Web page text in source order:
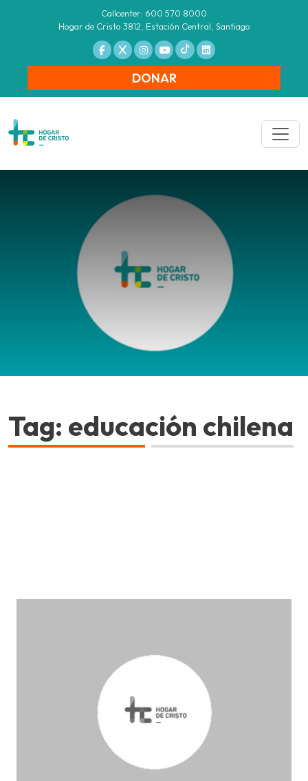
Callcenter: 600 570 8000
Hogar de Cristo 3812, Estación Central, Santiago
DONAR
Tag: educación chilena